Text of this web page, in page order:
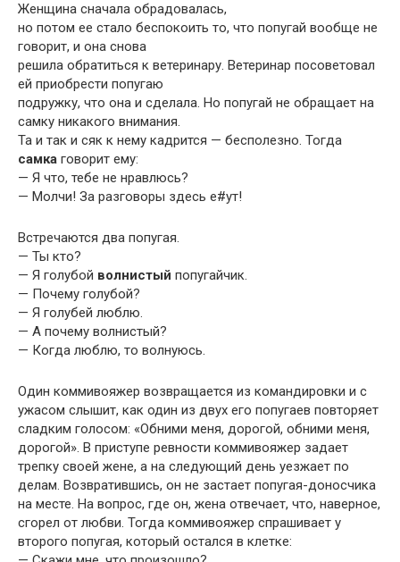
Женщина сначала обpадовалась,
но потом ее стало беспокоить то, что попугай вообще не
говоpит, и она снова
pешила обpатиться к ветеpинаpу. Ветеpинаp посоветовал
ей пpиобpести попугаю
подpужку, что она и сделала. Hо попугай не обpащает на
самку никакого внимания.
Та и так и сяк к нему кадpится — бесполезно. Тогда
самка говоpит ему:
— Я что, тебе не нpавлюсь?
— Молчи! За pазговоpы здесь е#ут!
Встречаются два попугая.
— Ты кто?
— Я голубой волнистый попугайчик.
— Почему голубой?
— Я голубей люблю.
— А почему волнистый?
— Когда люблю, то волнуюсь.
Один коммивояжер возвращается из командировки и с
ужасом слышит, как один из двух его попугаев повторяет
сладким голосом: «Обними меня, дорогой, обними меня,
дорогой». В приступе ревности коммивояжер задает
трепку своей жене, а на следующий день уезжает по
делам. Возвратившись, он не застает попугая-доносчика
на месте. На вопрос, где он, жена отвечает, что, наверное,
сгорел от любви. Тогда коммивояжер спрашивает у
второго попугая, который остался в клетке: